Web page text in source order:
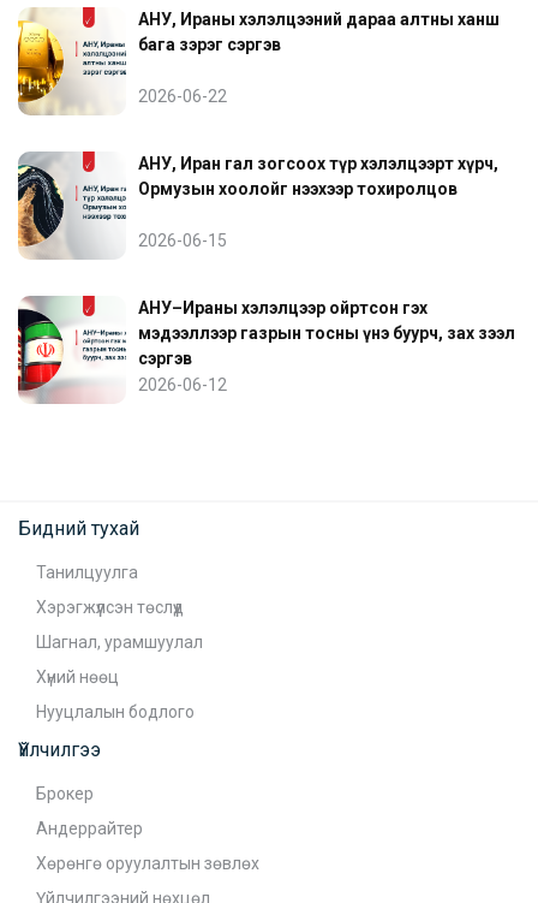
АНУ, Ираны хэлэлцээний дараа алтны ханш
бага зэрэг сэргэв
2026-06-22
АНУ, Иран гал зогсоох түр хэлэлцээрт хүрч,
Ормузын хоолойг нээхээр тохиролцов
2026-06-15
АНУ–Ираны хэлэлцээр ойртсон гэх
мэдээллээр газрын тосны үнэ буурч, зах зээл
сэргэв
2026-06-12
Бидний тухай
Танилцуулга
Хэрэгжүүлсэн төслүүд
Шагнал, урамшуулал
Хүний нөөц
Нууцлалын бодлого
Үйлчилгээ
Брокер
Андеррайтер
Хөрөнгө оруулалтын зөвлөх
Үйлчилгээний нөхцөл